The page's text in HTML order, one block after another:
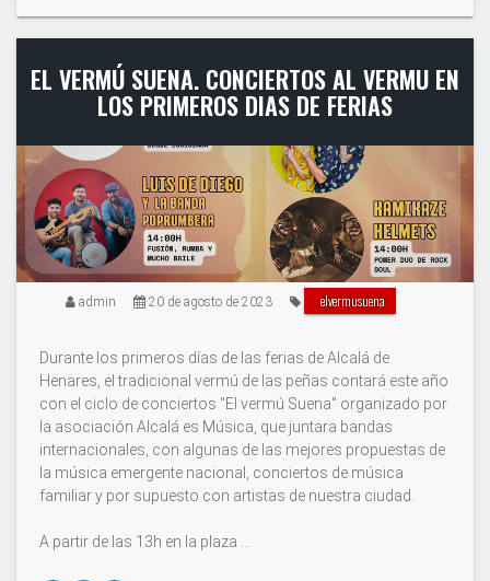
EL VERMÚ SUENA. CONCIERTOS AL VERMU EN
LOS PRIMEROS DIAS DE FERIAS
admin 20 de agosto de 2023 elvermusuena
Durante los primeros días de las ferias de Alcalá de
Henares, el tradicional vermú de las peñas contará este año
con el ciclo de conciertos "El vermú Suena" organizado por
la asociación Alcalá es Música, que juntara bandas
internacionales, con algunas de las mejores propuestas de
la música emergente nacional, conciertos de música
familiar y por supuesto con artistas de nuestra ciudad.
A partir de las 13h en la plaza …